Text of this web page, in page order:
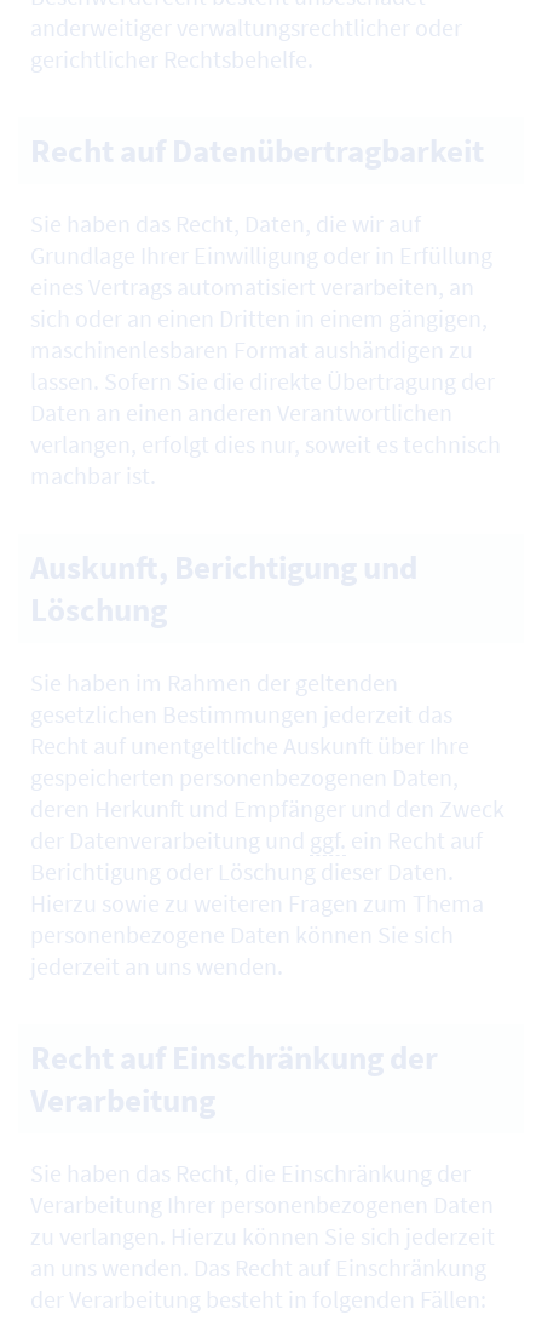
anderweitiger verwaltungsrechtlicher oder
gerichtlicher Rechtsbehelfe.
Sie haben das Recht, Daten, die wir auf
Grundlage Ihrer Einwilligung oder in Erfüllung
eines Vertrags automatisiert verarbeiten, an
sich oder an einen Dritten in einem gängigen,
maschinenlesbaren Format aushändigen zu
lassen. Sofern Sie die direkte Übertragung der
Daten an einen anderen Verantwortlichen
verlangen, erfolgt dies nur, soweit es technisch
machbar ist.
Sie haben im Rahmen der geltenden
gesetzlichen Bestimmungen jederzeit das
Recht auf unentgeltliche Auskunft über Ihre
gespeicherten personenbezogenen Daten,
deren Herkunft und Empfänger und den Zweck
der Datenverarbeitung und ggf. ein Recht auf
Berichtigung oder Löschung dieser Daten.
Hierzu sowie zu weiteren Fragen zum Thema
personenbezogene Daten können Sie sich
jederzeit an uns wenden.
Sie haben das Recht, die Einschränkung der
Verarbeitung Ihrer personenbezogenen Daten
zu verlangen. Hierzu können Sie sich jederzeit
an uns wenden. Das Recht auf Einschränkung
der Verarbeitung besteht in folgenden Fällen: